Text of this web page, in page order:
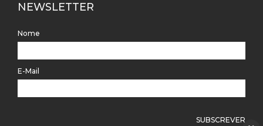
NEWSLETTER
Nome
E-Mail
SUBSCREVER